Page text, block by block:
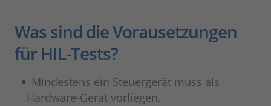
Was sind die Vorausetzungen
für HIL-Tests?
Mindestens ein Steuergerät muss als
Hardware-Gerät vorliegen.